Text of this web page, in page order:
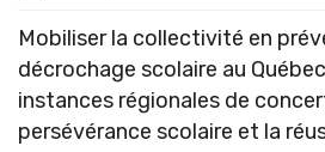
Mobiliser la collectivité en
décrochage scolaire au
instances régionales de
persévérance scolaire et la